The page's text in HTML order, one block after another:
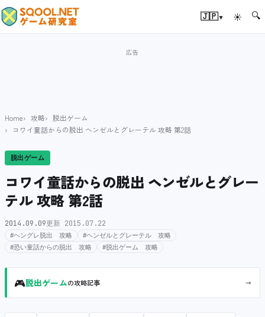
🇯🇵▾ ☀ 🔍
Home 攻略
脱出ゲーム
コワイ童話からの脱出 ヘンゼルとグレーテル 攻略 第2話
脱出ゲーム
コワイ童話からの脱出 ヘンゼルとグレー
テル 攻略 第2話
2014.09.09更新 2015.07.22
#ヘングレ脱出 攻略
#ヘンゼルとグレーテル 攻略
#恐い童話からの脱出 攻略
#脱出ゲーム 攻略
🎮脱出ゲームの攻略記事 →